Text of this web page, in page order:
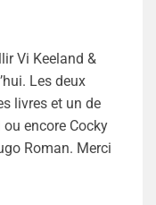
Vi Keeland &
Les deux
livres et un de
encore Cocky
Roman. Merci